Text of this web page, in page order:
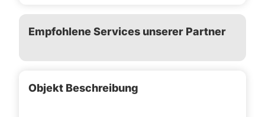
Empfohlene Services unserer Partner
Objekt Beschreibung